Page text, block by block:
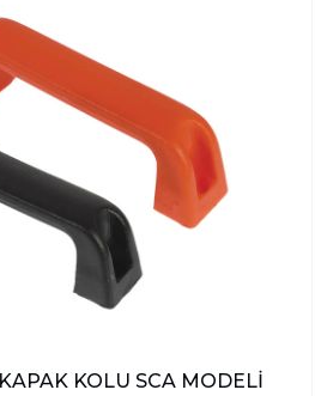
KOLU SCA MODELİ